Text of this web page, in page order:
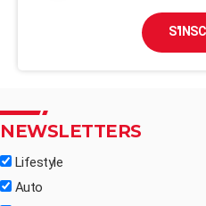
NEWSLETTERS
Lifestyle
Auto